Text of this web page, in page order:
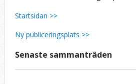
Startsidan >>
Ny publiceringsplats >>
Senaste sammanträden